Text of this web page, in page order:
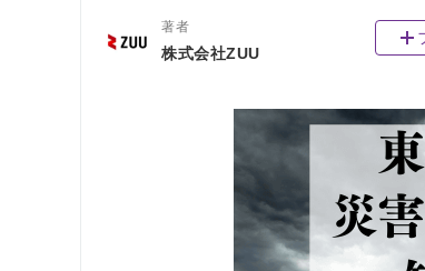
著者
株式会社ZUU